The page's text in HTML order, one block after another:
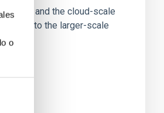
o
cores and the cloud-scale
to the larger-scale